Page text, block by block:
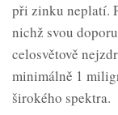
při zinku neplatí.
nichž svou
celosvětově
minimálně 1
širokého spektra.